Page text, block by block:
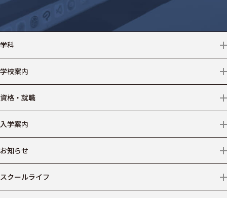
学科
情報テクノロジー
デザイン
ビジネス
仕事からコースを探す
学校案内
学校情報
情報公開
資格・就職
資格
入学案内
募集学科・コース等
出願について
お知らせ
ニュース
スクールライフ